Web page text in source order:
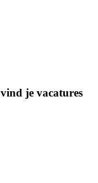
je vacatures